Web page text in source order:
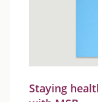
Staying